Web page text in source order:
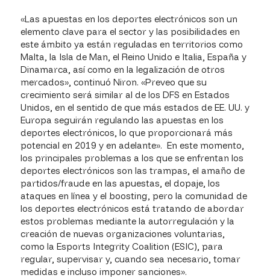
«Las apuestas en los deportes electrónicos son un
elemento clave para el sector y las posibilidades en
este ámbito ya están reguladas en territorios como
Malta, la Isla de Man, el Reino Unido e Italia, España y
Dinamarca, así como en la legalización de otros
mercados», continuó Niron. «Preveo que su
crecimiento será similar al de los DFS en Estados
Unidos, en el sentido de que más estados de EE. UU. y
Europa seguirán regulando las apuestas en los
deportes electrónicos, lo que proporcionará más
potencial en 2019 y en adelante». En este momento,
los principales problemas a los que se enfrentan los
deportes electrónicos son las trampas, el amaño de
partidos/fraude en las apuestas, el dopaje, los
ataques en línea y el boosting, pero la comunidad de
los deportes electrónicos está tratando de abordar
estos problemas mediante la autorregulación y la
creación de nuevas organizaciones voluntarias,
como la Esports Integrity Coalition (ESIC), para
regular, supervisar y, cuando sea necesario, tomar
medidas e incluso imponer sanciones».